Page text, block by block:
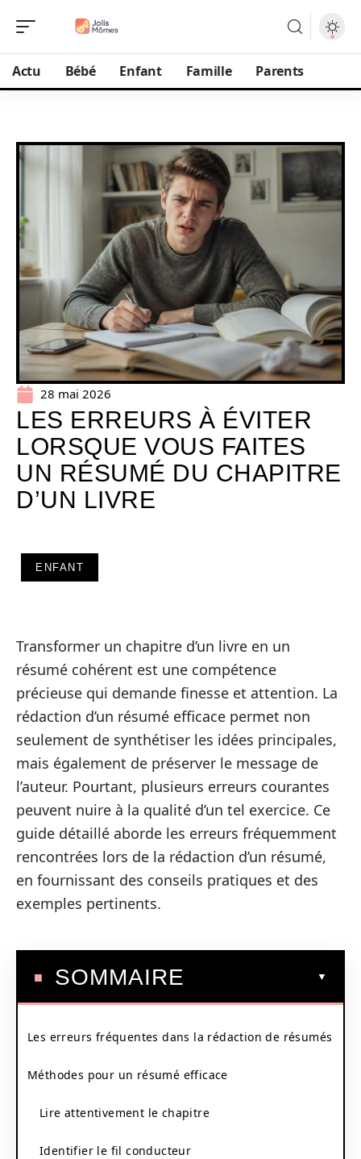
Actu Bébé Enfant Famille Parents
28 mai 2026
LES ERREURS À ÉVITER
LORSQUE VOUS FAITES
UN RÉSUMÉ DU CHAPITRE
D’UN LIVRE
ENFANT
Transformer un chapitre d’un livre en un
résumé cohérent est une compétence
précieuse qui demande finesse et attention. La
rédaction d’un résumé efficace permet non
seulement de synthétiser les idées principales,
mais également de préserver le message de
l’auteur. Pourtant, plusieurs erreurs courantes
peuvent nuire à la qualité d’un tel exercice. Ce
guide détaillé aborde les erreurs fréquemment
rencontrées lors de la rédaction d’un résumé,
en fournissant des conseils pratiques et des
exemples pertinents.
SOMMAIRE
Les erreurs fréquentes dans la rédaction de résumés
Méthodes pour un résumé efficace
Lire attentivement le chapitre
Identifier le fil conducteur